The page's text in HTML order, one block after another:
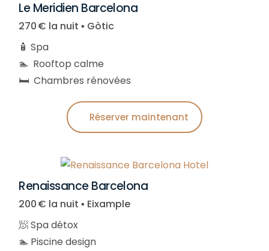
Le Meridien Barcelona
270 € la nuit ▪︎ Gòtic
🧴 Spa
🏊 Rooftop calme
🛏️ Chambres rénovées
Réserver maintenant
Renaissance Barcelona
200 € la nuit ▪︎ Eixample
🧖 Spa détox
🏊 Piscine design